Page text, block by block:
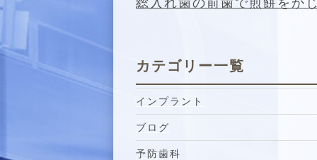
総入れ歯の前歯で煎餅をか
カテゴリー一覧
インプラント
ブログ
予防歯科